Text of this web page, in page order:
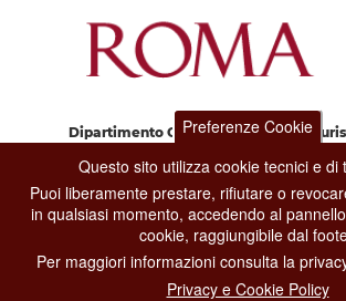
Dipartimento Grandi Eventi, Sport,
00187 Roma
CONTACT CENTER TEL. 06 06
CONTATTA LA REDAZIONE
Preferenze Cookie
Questo sito utilizza cookie tecnici e di
Puoi liberamente prestare, rifiutare o
in qualsiasi momento, accedendo al
cookie, raggiungibile dal
Per maggiori informazioni consulta la
Privacy e Cookie Policy